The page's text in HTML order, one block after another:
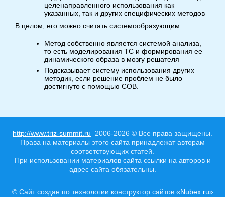
целенаправленного использования как
указанных, так и других специфических методов
В целом, его можно считать системообразующим:
Метод собственно является системой анализа,
то есть моделирования ТС и формирования ее
динамического образа в мозгу решателя
Подсказывает систему использования других
методик, если решение проблем не было
достигнуто с помощью СОВ.
http://www.triz-summit.ru 2006-2026 © Все права защищены.
Права на материалы этого сайта принадлежат авторам
соответствующих статей.
При использовании материалов сайта ссылки на авторов и
адрес сайта обязательны.
© Сайт создан по технологии конструктор сайтов «Nubex.ru»